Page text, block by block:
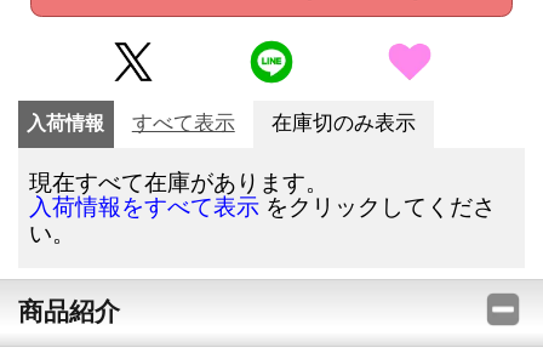
入荷情報 すべて表示 在庫切のみ表示
現在すべて在庫があります。
入荷情報をすべて表示 をクリックしてくださ
い。
商品紹介